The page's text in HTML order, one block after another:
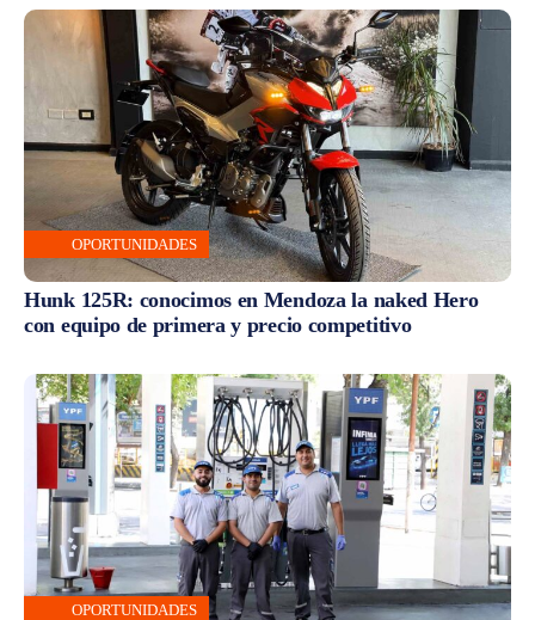
OPORTUNIDADES
Hunk 125R: conocimos en Mendoza la naked Hero
con equipo de primera y precio competitivo
OPORTUNIDADES